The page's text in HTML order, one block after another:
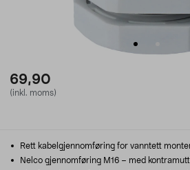
69,90
(inkl. moms)
Rett kabelgjennomføring for vanntett
Nelco gjennomføring M16 – med